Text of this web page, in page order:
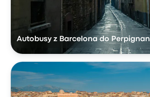
Autobusy z Barcelona do Perpignan